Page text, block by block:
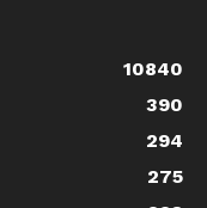
10840
390
294
275